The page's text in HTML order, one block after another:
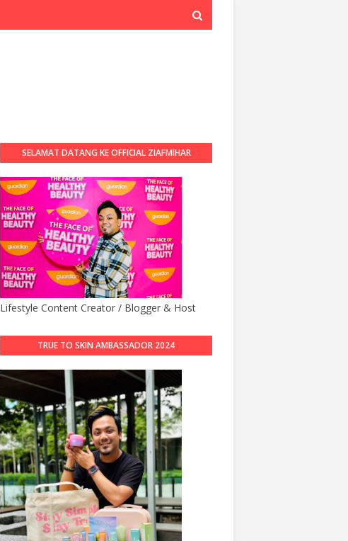
SELAMAT DATANG KE OFFICIAL ZIAFMIHAR
Lifestyle Content Creator / Blogger & Host
TRUE TO SKIN AMBASSADOR 2024